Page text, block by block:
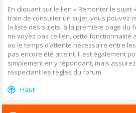
En cliquant sur le lien « Remonter le sujet
train de consulter un sujet, vous pouvez
la liste des sujets, à la première page du
ne voyez pas ce lien, cette fonctionnalité
ou le temps d’attente nécessaire entre
pas encore été atteint. Il est également
simplement en y répondant, mais
respectant les règles du forum.
Haut